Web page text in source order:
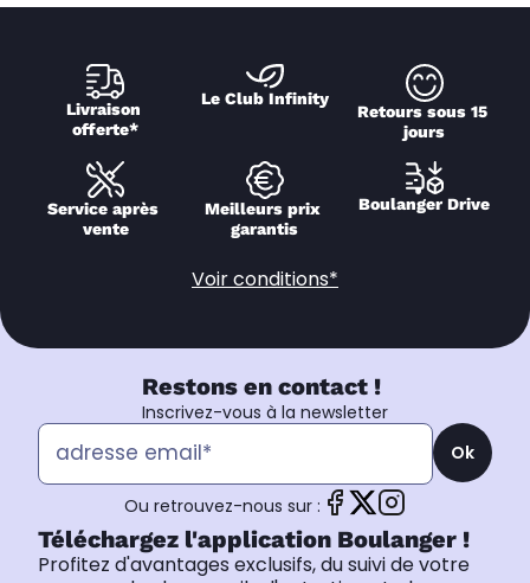
Livraison
offerte*
Le Club Infinity
Retours sous 15
jours
Service après
vente
Meilleurs prix
garantis
Boulanger Drive
Voir conditions*
Restons en contact !
Inscrivez-vous à la newsletter
Ok
Ou retrouvez-nous sur :
Téléchargez l'application Boulanger !
Profitez d'avantages exclusifs, du suivi de votre